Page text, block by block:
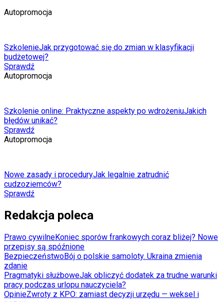
Autopromocja
SzkolenieJak przygotować się do zmian w klasyfikacji
budżetowej?
Sprawdź
Autopromocja
Szkolenie online: Praktyczne aspekty po wdrożeniuJakich
błędów unikać?
Sprawdź
Autopromocja
Nowe zasady i proceduryJak legalnie zatrudnić
cudzoziemców?
Sprawdź
Redakcja poleca
Prawo cywilneKoniec sporów frankowych coraz bliżej? Nowe
przepisy są spóźnione
BezpieczeństwoBój o polskie samoloty. Ukraina zmienia
zdanie
Pragmatyki służboweJak obliczyć dodatek za trudne warunki
pracy podczas urlopu nauczyciela?
OpinieZwroty z KPO: zamiast decyzji urzędu — weksel i